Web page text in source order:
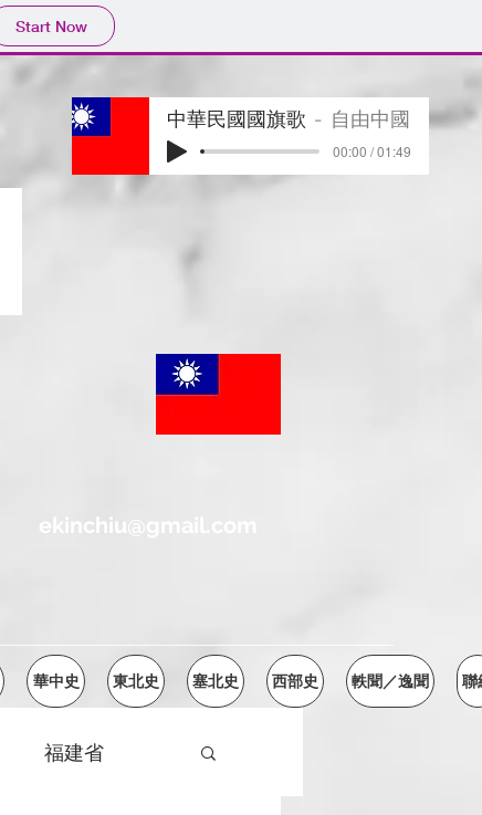
Start Now
中華民國國旗歌 自由中國
00:00 / 01:49
ekinchiu@gmail.com
華中史 東北史 塞北史 西部史 軼聞／逸聞 聯
福建省